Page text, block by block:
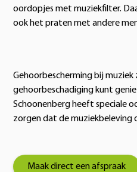
oordopjes met muziekfilter.
ook het praten met andere
Gehoorbescherming bij
gehoorbeschadiging kunt
Schoonenberg heeft speciale
zorgen dat de muziekbeleving
Maak direct een afspraak